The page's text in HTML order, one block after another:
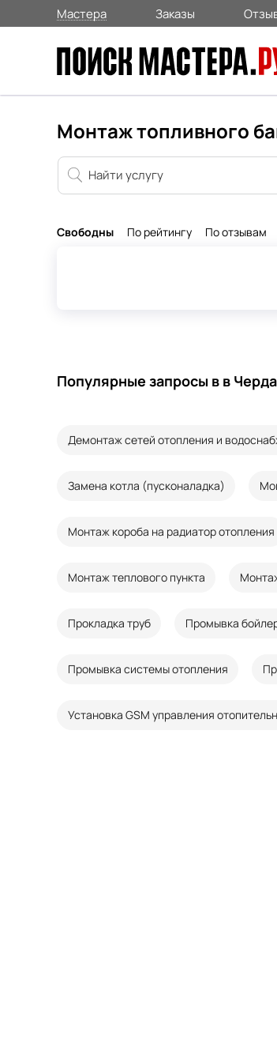
Мастера Заказы
Монтаж топливного
Свободны По рейтингу По отзывам
Популярные запросы в в
Демонтаж сетей отопления и
Замена котла (пусконаладка)
Монтаж короба на радиатор отопления
Монтаж теплового пункта
Прокладка труб Промывка
Промывка системы отопления
Установка GSM управления